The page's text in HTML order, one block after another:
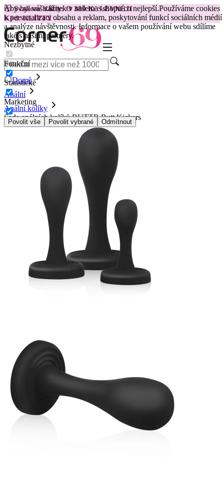
Aby byl váš zážitek v našem e-shopu co nejlepší.Používáme cookies
k personalizaci obsahu a reklam, poskytování funkcí sociálních médií
a analýze návštěvnosti. Informace o vašem používání webu sdílíme
také s našimi partnery.
Nezbytné
Funkční
Statistické
Marketing
Povolit vše Povolit vybrané Odmítnout
😽Svakom Klitty: O 380 Kč LEVNĚJI
Kód: KLITTY →
Domů
Anální
Anální kolíky
Sada análních kolíků BUTTR Butt Kickers